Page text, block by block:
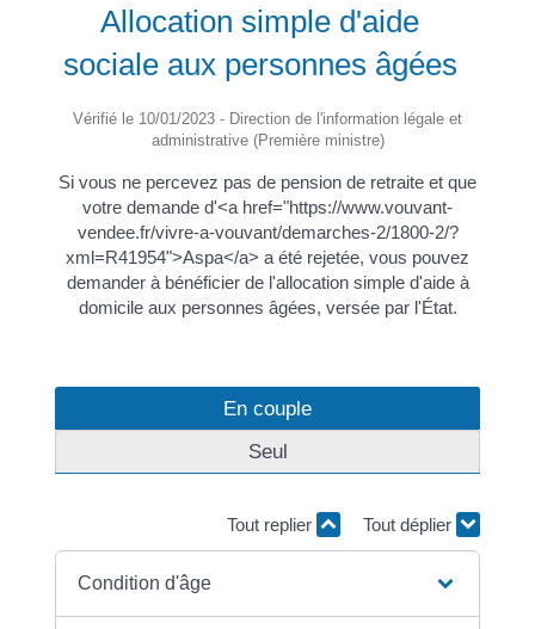
Allocation simple d'aide
sociale aux personnes âgées
Vérifié le 10/01/2023 - Direction de l'information légale et
administrative (Première ministre)
Si vous ne percevez pas de pension de retraite et que
votre demande d'<a href="https://www.vouvant-
vendee.fr/vivre-a-vouvant/demarches-2/1800-2/?
xml=R41954">Aspa</a> a été rejetée, vous pouvez
demander à bénéficier de l'allocation simple d'aide à
domicile aux personnes âgées, versée par l'État.
En couple
Seul
Tout replier Tout déplier
Condition d'âge